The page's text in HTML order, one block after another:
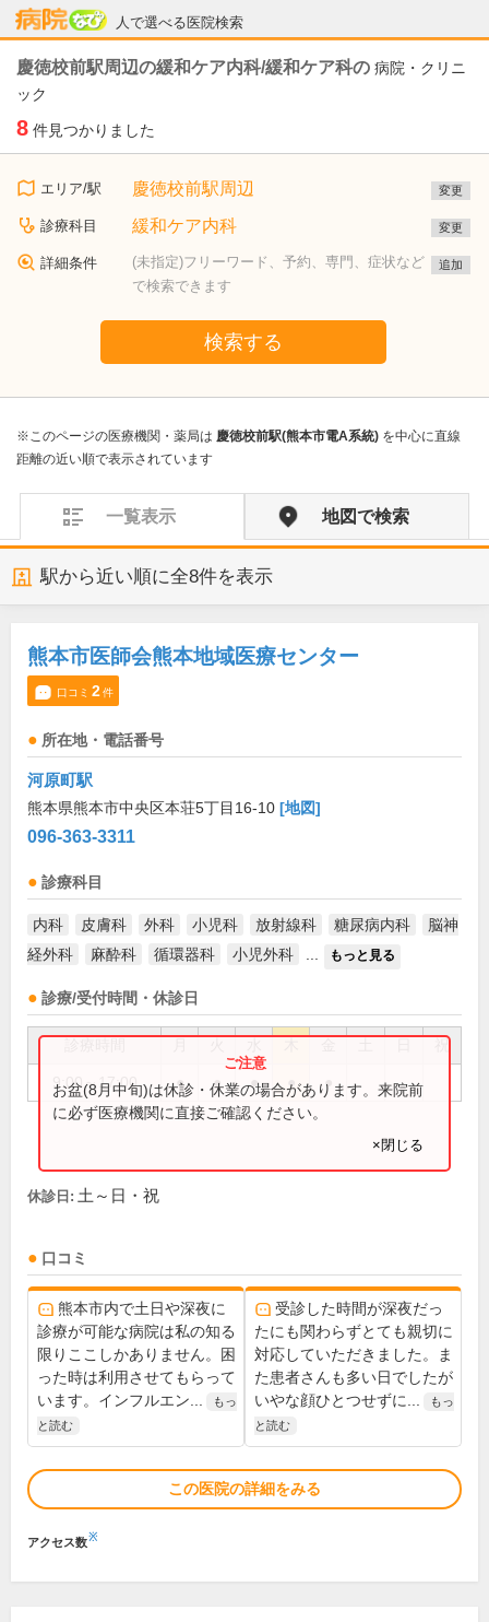
人で選べる医院検索
病院なび
慶徳校前駅周辺の緩和ケア内科/緩和ケア科の 病院・クリニ
ック
8 件見つかりました
エリア/駅 慶徳校前駅周辺 変更
診療科目 緩和ケア内科 変更
詳細条件
(未指定)フリーワード、予約、専門、症状など
で検索できます
追加
検索する
※このページの医療機関・薬局は 慶徳校前駅(熊本市電A系統) を中心に直線
距離の近い順で表示されています
一覧表示 地図で検索
駅から近い順に全8件を表示
熊本市医師会熊本地域医療センター
口コミ 2件
所在地・電話番号
河原町駅
熊本県熊本市中央区本荘5丁目16-10 [地図]
096-363-3311
診療科目
内科 皮膚科 外科 小児科 放射線科 糖尿病内科
脳神
経外科
麻酔科 循環器科 小児外科 もっと見る
診療/受付時間・休診日
祝
9:00～17:00 ● ● ● ● ●
お盆(8月中旬)は休診・休業の場合があります。来院前
に必ず医療機関に直接ご確認ください。
×閉じる
休診日: 土～日・祝
口コミ
熊本市内で土日や深夜に
診療が可能な病院は私の知る
限りここしかありません。困
った時は利用させてもらって
います。インフルエン...
もっ
と読む
受診した時間が深夜だっ
たにも関わらずとても親切に
対応していただきました。ま
た患者さんも多い日でしたが
いやな顔ひとつせずに...
もっ
と読む
この医院の詳細をみる
アクセス数※